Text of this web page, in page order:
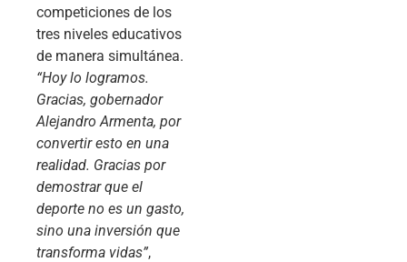
competiciones de los
tres niveles educativos
de manera simultánea.
“Hoy lo logramos.
Gracias, gobernador
Alejandro Armenta, por
convertir esto en una
realidad. Gracias por
demostrar que el
deporte no es un gasto,
sino una inversión que
transforma vidas”,